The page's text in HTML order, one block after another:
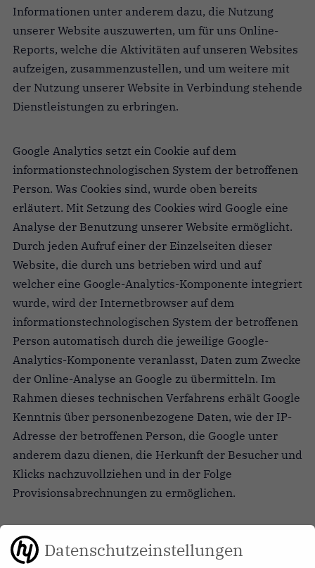
Informationen unter anderem dazu, die Nutzung
unserer Website auszuwerten, um für uns Online-
Reports, welche die Aktivitäten auf unseren Websites
aufzeigen, zusammenzustellen, und um weitere mit
der Nutzung unserer Website in Verbindung stehende
Dienstleistungen zu erbringen.
Google Analytics setzt ein Cookie auf dem
informationstechnologischen System der betroffenen
Person. Was Cookies sind, wurde oben bereits
erläutert. Mit Setzung des Cookies wird Google eine
Analyse der Benutzung unserer Website ermöglicht.
Durch jeden Aufruf einer der Einzelseiten dieser
Website, die durch uns betrieben wird und auf
welcher eine Google-Analytics-Komponente integriert
wurde, wird der Internetbrowser auf dem
informationstechnologischen System der betroffenen
Person automatisch durch die jeweilige Google-
Analytics-Komponente veranlasst, Daten zum Zwecke
der Online-Analyse an Google zu übermitteln. Im
Rahmen dieses technischen Verfahrens erhält Google
Kenntnis über personenbezogene Daten, wie der IP-
Adresse der betroffenen Person, die Google unter
anderem dazu dienen, die Herkunft der Besucher und
Klicks nachzuvollziehen und in der Folge
Provisionsabrechnungen zu ermöglichen.
Mittels des Cookies werden personenbezogene
Informationen, beispielsweise die Zugriffszeit, der
Datenschutzeinstellungen